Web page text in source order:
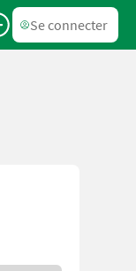
Se connecter